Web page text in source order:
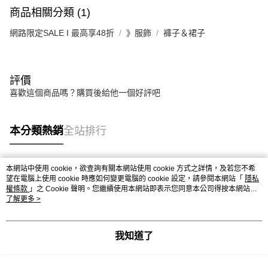
商品相關分類 (1)
網路限定SALE I 最高享48折 》服飾 褲子＆裙子
評價
喜歡這個商品嗎？購買後給他一個好評吧
本分類熱銷全站排行
熱門標籤
本網站中使用 cookie，欲查詢有關本網站使用 cookie 方式之詳情，及若您不希
望在電腦上使用 cookie 時應如何變更電腦的 cookie 設定，請參閱本網站「 隱私
權條款 」之 Cookie 聲明。您繼續使用本網站即表示您同意本公司得按本網站使
用條款之 Cookie 聲明使用 cookie。
了解更多 >
我知道了